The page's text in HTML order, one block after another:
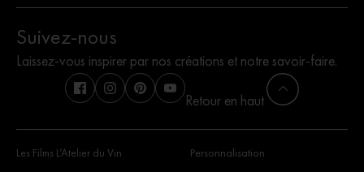
Suivez-nous
Laissez-vous inspirer par nos créations et notre savoir-faire.
Retour en haut
Les Films L’Atelier du Vin
Personnalisation